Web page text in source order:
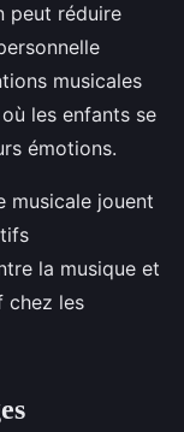
peut réduire
musicales
les enfants se
émotions.
musicale jouent
la musique et
chez les